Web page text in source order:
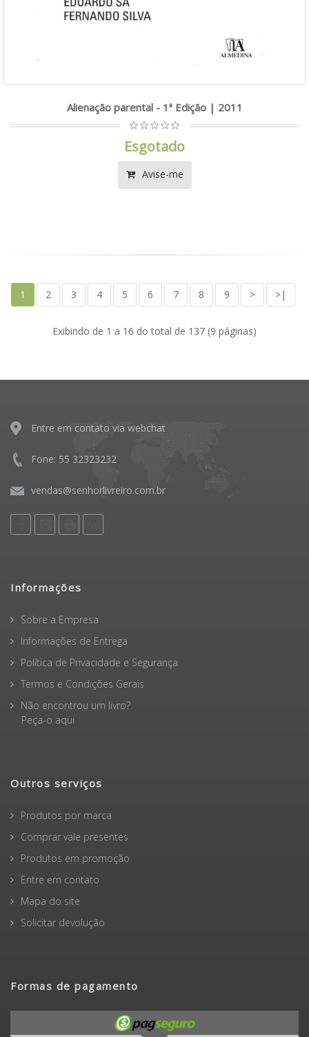
Alienação parental - 1ª Edição | 2011
Esgotado
Avise-me
1 2 3 4 5 6 7 8 9 > >|
Exibindo de 1 a 16 do total de 137 (9 páginas)
Entre em contato via webchat
Fone: 55 32323232
vendas@senhorlivreiro.com.br
Informações
Sobre a Empresa
Informações de Entrega
Política de Privacidade e Segurança
Termos e Condições Gerais
Não encontrou um livro?
Peça-o aqui
Outros serviços
Produtos por marca
Comprar vale presentes
Produtos em promoção
Entre em contato
Mapa do site
Solicitar devolução
Formas de pagamento